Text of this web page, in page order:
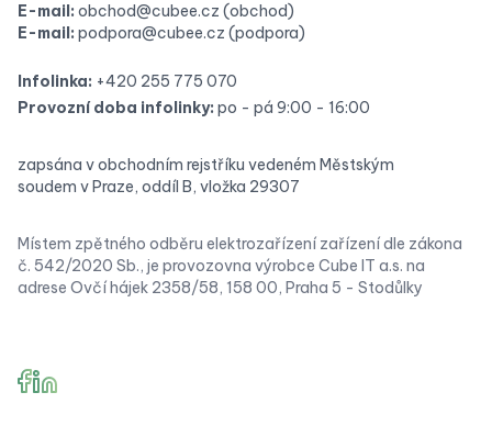
E-mail: obchod@cubee.cz (obchod)
E-mail: podpora@cubee.cz (podpora)
Infolinka: +420 255 775 070
Provozní doba infolinky: po - pá 9:00 - 16:00
zapsána v obchodním rejstříku vedeném Městským
soudem v Praze, oddíl B, vložka 29307
Místem zpětného odběru elektrozařízení zařízení dle zákona
č. 542/2020 Sb., je provozovna výrobce Cube IT a.s. na
adrese Ovčí hájek 2358/58, 158 00, Praha 5 - Stodůlky